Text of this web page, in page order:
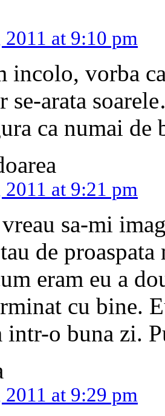
at 9:10 pm
incolo, vorba
se-arata
ca numai
at 9:21 pm
sa-mi
de
eram eu a
cu bine.
intr-o buna zi.
at 9:29 pm